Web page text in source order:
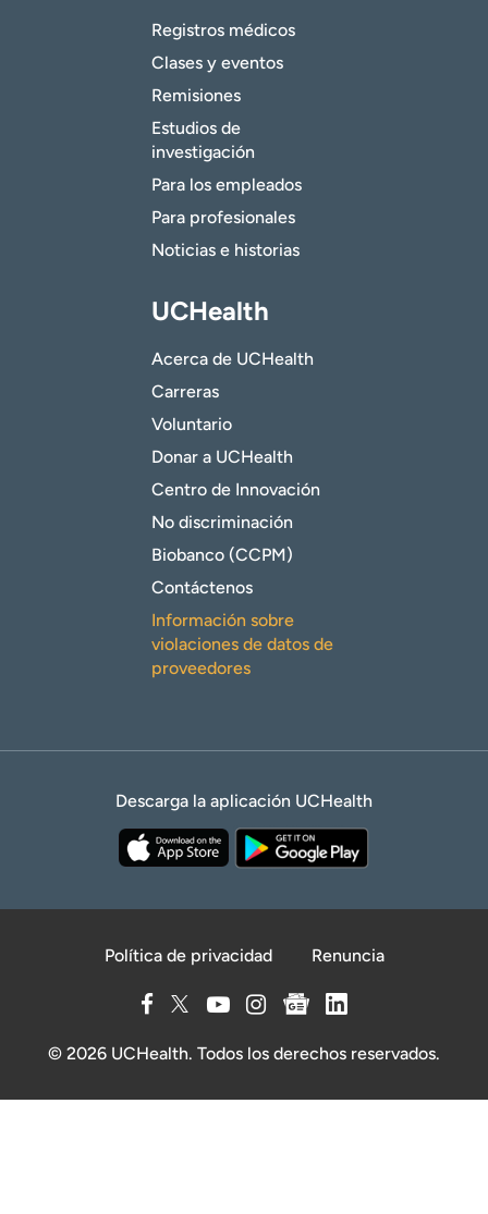
Registros médicos
Clases y eventos
Remisiones
Estudios de
investigación
Para los empleados
Para profesionales
Noticias e historias
UCHealth
Acerca de UCHealth
Carreras
Voluntario
Donar a UCHealth
Centro de Innovación
No discriminación
Biobanco (CCPM)
Contáctenos
Información sobre
violaciones de datos de
proveedores
Descarga la aplicación UCHealth
Política de privacidad Renuncia
© 2026 UCHealth. Todos los derechos reservados.